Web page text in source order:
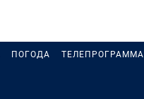
ПОГОДА ТЕЛЕПРОГРАММА